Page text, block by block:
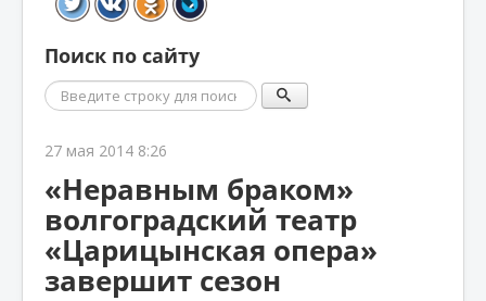
Поиск по сайту
Поиск
27 мая 2014 8:26
«Неравным браком»
волгоградский театр
«Царицынская опера»
завершит сезон